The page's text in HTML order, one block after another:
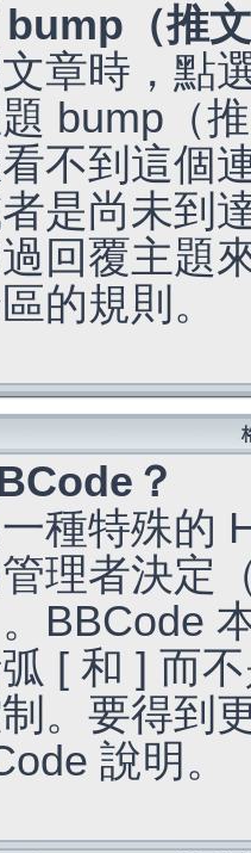
（推
章時，點
bump（
不到這個
是尚未到
回覆主題
的規則。
？
種特殊的
理者決定
BBCode
[ 和 ] 而
。要得到
說明。